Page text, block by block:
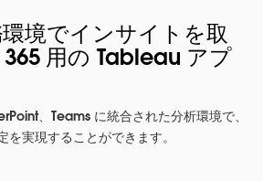
境でインサイトを取
用の Tableau アプ
、Teams に統合された分析環境で、
実現することができます。